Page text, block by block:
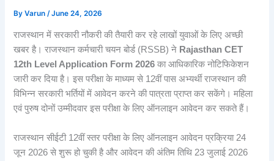
ByVarun /June 24, 2026
राजस्थान में सरकारी नौकरी की तैयारी कर रहे लाखों युवाओं के लिए अच्छी
खबर है। राजस्थान कर्मचारी चयन बोर्ड (RSSB) ने Rajasthan CET
12th Level Application Form 2026 का आधिकारिक नोटिफिकेशन
जारी कर दिया है। इस परीक्षा के माध्यम से 12वीं पास अभ्यर्थी राजस्थान की
विभिन्न सरकारी भर्तियों में आवेदन करने की पात्रता प्राप्त कर सकेंगे। महिला
एवं पुरुष दोनों उम्मीदवार इस परीक्षा के लिए ऑनलाइन आवेदन कर सकते हैं।
राजस्थान सीईटी 12वीं स्तर परीक्षा के लिए ऑनलाइन आवेदन प्रक्रिया 24
जून 2026 से शुरू हो चुकी है और आवेदन की अंतिम तिथि 23 जुलाई 2026